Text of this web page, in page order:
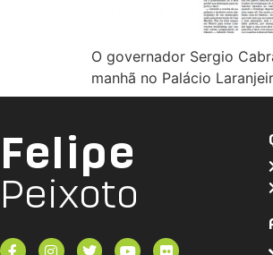
O governador Sergio
manhã no Palácio
Felipe
Peixoto